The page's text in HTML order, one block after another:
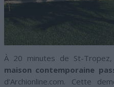
À 20 minutes de St-
maison contemporaine
d’Archionline.com. Cette